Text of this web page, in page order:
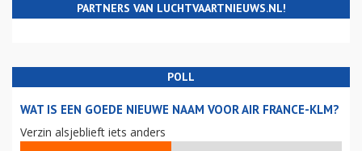
PARTNERS VAN LUCHTVAARTNIEUWS.NL!
POLL
WAT IS EEN GOEDE NIEUWE NAAM VOOR AIR FRANCE-KLM?
Verzin alsjeblieft iets anders